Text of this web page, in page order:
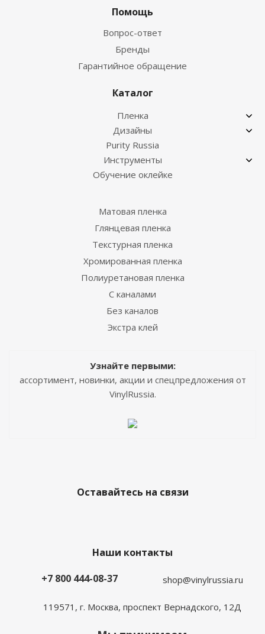
Помощь
Вопрос-ответ
Бренды
Гарантийное обращение
Каталог
Пленка
Дизайны
Purity Russia
Инструменты
Обучение оклейке
Матовая пленка
Глянцевая пленка
Текстурная пленка
Хромированная пленка
Полиуретановая пленка
С каналами
Без каналов
Экстра клей
Узнайте первыми:
ассортимент, новинки, акции и спецпредложения от
VinylRussia.
Оставайтесь на связи
Наши контакты
+7 800 444-08-37
shop@vinylrussia.ru
119571, г. Москва, проспект Вернадского, 12Д